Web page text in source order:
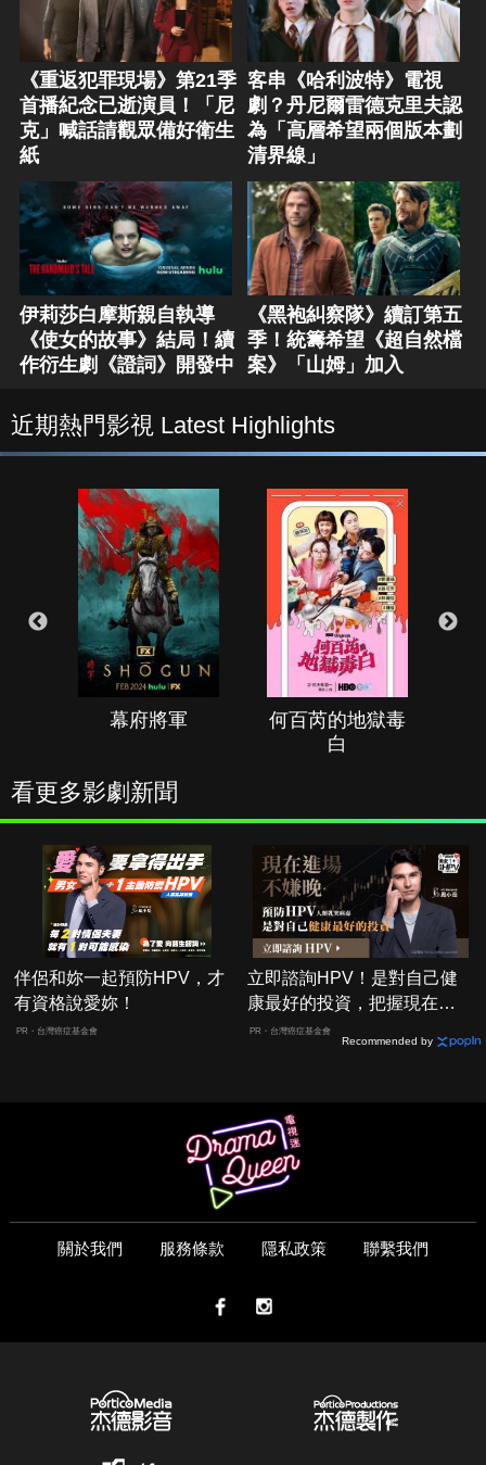
《重返犯罪現場》第21季
首播紀念已逝演員！「尼
克」喊話請觀眾備好衛生
紙
客串《哈利波特》電視
劇？丹尼爾雷德克里夫認
為「高層希望兩個版本劃
清界線」
伊莉莎白摩斯親自執導
《使女的故事》結局！續
作衍生劇《證詞》開發中
《黑袍糾察隊》續訂第五
季！統籌希望《超自然檔
案》「山姆」加入
近期熱門影視 Latest Highlights
幕府將軍
何百芮的地獄毒
白
看更多影劇新聞
伴侶和妳一起預防HPV，才
有資格說愛妳！
PR・台灣癌症基金會
立即諮詢HPV！是對自己健
康最好的投資，把握現在不
嫌晚！
PR・台灣癌症基金會
Recommended by
關於我們 服務條款 隱私政策 聯繫我們